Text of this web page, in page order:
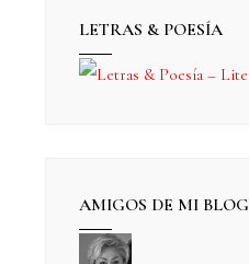
LETRAS & POESÍA
AMIGOS DE MI BLOG